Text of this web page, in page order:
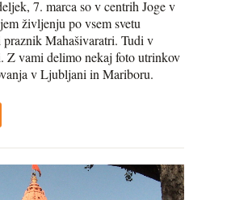
7. marca so v centrih Joge v
življenju po vsem svetu
Mahašivaratri. Tudi v
Z vami delimo nekaj foto utrinkov
v Ljubljani in Mariboru.